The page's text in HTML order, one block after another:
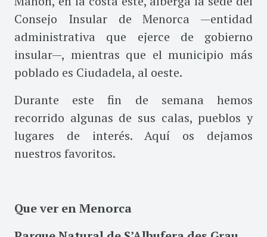
Consejo Insular de Menorca —entidad
administrativa que ejerce de gobierno
insular—, mientras que el municipio más
poblado es Ciudadela, al oeste.
Durante este fin de semana hemos
recorrido algunas de sus calas, pueblos y
lugares de interés. Aquí os dejamos
nuestros favoritos.
Que ver en Menorca